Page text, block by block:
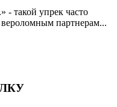
- такой упрек часто
партнерам...